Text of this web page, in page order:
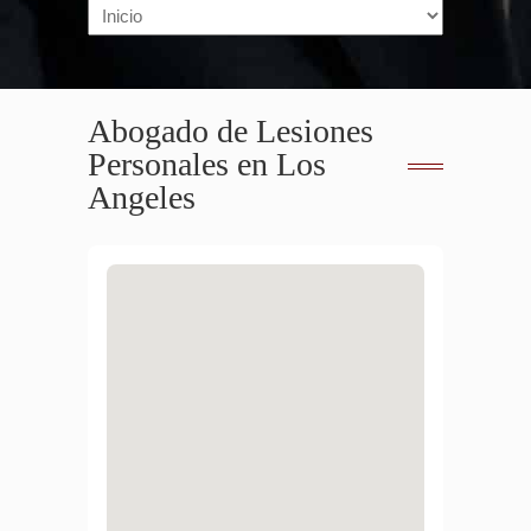
Navigation
Abogado de Lesiones
Personales en Los
Angeles